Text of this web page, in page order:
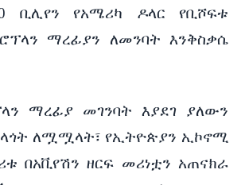
ቢሊየን የአሜሪካ ዶላር
የቢሾፍቱ
ማረፊያን ለመንባት እንቅስቃሴ
ማረፊያ መገንባት እያደገ
ያለውን
ለሟሟላት፣ የኢትዮጵያን ኢኮኖሚ
በአቪየሽን ዘርፍ መሪነቷን አጠናክራ